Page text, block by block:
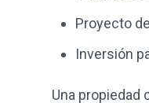
Proyecto
Inversión
Una propiedad